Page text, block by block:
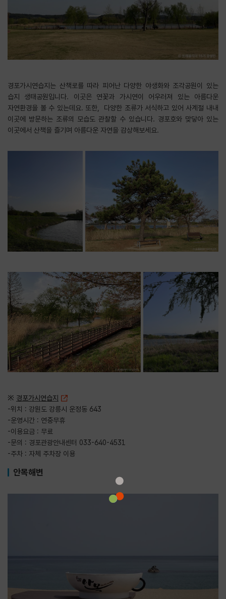
경포가시연습지는 산책로를 따라 피어난 다양한 야생화와 조각공원이 있는
습지 생태공원입니다. 이곳은 연꽃과 가시연이 어우러져 있는 아름다운
자연환경을 볼 수 있는데요. 또한, 다양한 조류가 서식하고 있어 사계절 내내
이곳에 방문하는 조류의 모습도 관찰할 수 있습니다. 경포호와 맞닿아 있는
이곳에서 산책을 즐기며 아름다운 자연을 감상해보세요.
※ 경포가시연습지
-위치 : 강원도 강릉시 운정동 643
-운영시간 : 연중무휴
-이용요금 : 무료
-문의 : 경포관광안내센터 033-640-4531
-주차 : 자체 주차장 이용
안목해변